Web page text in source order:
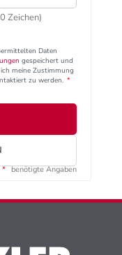
Zeichen)
Daten
gespeichert und
meine Zustimmung
zu werden. *
* benötigte Angaben